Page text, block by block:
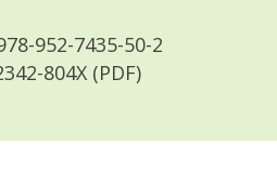
952-7435-50-2
804X (PDF)